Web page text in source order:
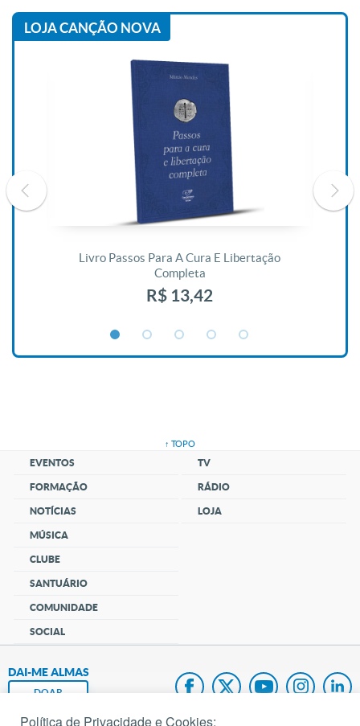
LOJA CANÇÃO NOVA
Livro Passos Para A Cura E Libertação
Completa
R$ 13,42
↑ TOPO
EVENTOS
FORMAÇÃO
NOTÍCIAS
MÚSICA
CLUBE
SANTUÁRIO
COMUNIDADE
SOCIAL
TV
RÁDIO
LOJA
DAI-ME ALMAS
DOAR
Política de Privacidade e Cookies: